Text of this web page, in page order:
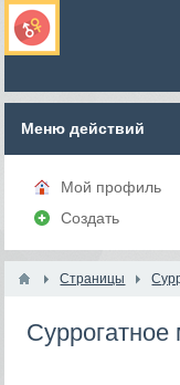
Меню действий
Мой профиль
Создать
Страницы
Суррогатное